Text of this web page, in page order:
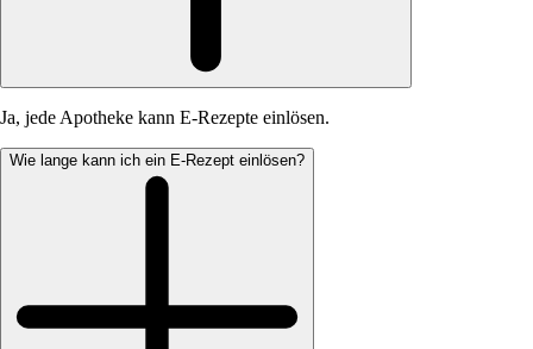
Ja, jede Apotheke kann E-Rezepte einlösen.
Wie lange kann ich ein E-Rezept einlösen?